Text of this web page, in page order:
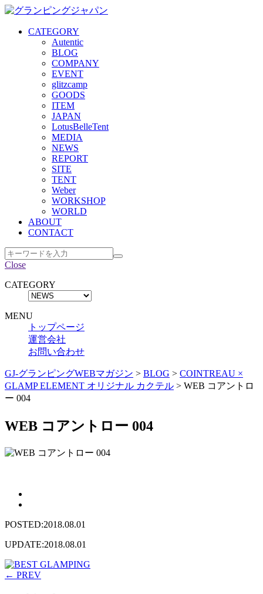
CATEGORY
Autentic
BLOG
COMPANY
EVENT
glitzcamp
GOODS
ITEM
JAPAN
LotusBelleTent
MEDIA
NEWS
REPORT
SITE
TENT
Weber
WORKSHOP
WORLD
ABOUT
CONTACT
Close
CATEGORY
MENU
トップページ
運営会社
お問い合わせ
GJ-グランピングWEBマガジン > BLOG > COINTREAU ×
GLAMP ELEMENT オリジナル カクテル > WEB コアントロ
ー 004
WEB コアントロー 004
POSTED:2018.08.01
UPDATE:2018.08.01
← PREV